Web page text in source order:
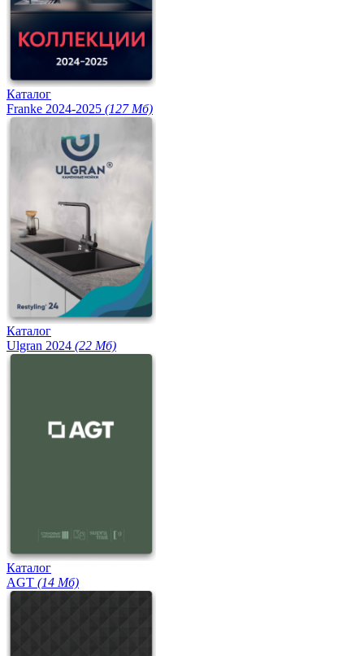
Каталог
Franke 2024-2025 (127 Мб)
Каталог
Ulgran 2024 (22 Мб)
Каталог
AGT (14 Мб)